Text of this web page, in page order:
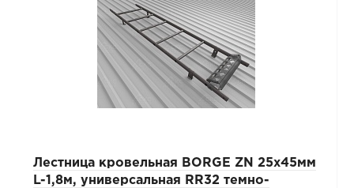
Лестница кровельная BORGE ZN 25х45мм
L-1,8м, универсальная RR32 темно-